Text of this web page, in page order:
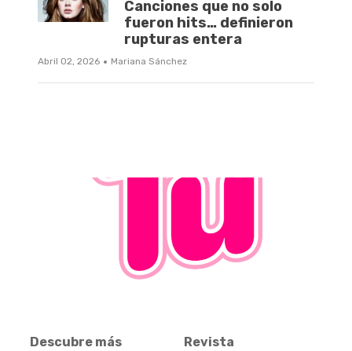
Canciones que no solo
fueron hits… definieron
rupturas entera
Abril 02, 2026 · Mariana Sánchez
Descubre más
Revista